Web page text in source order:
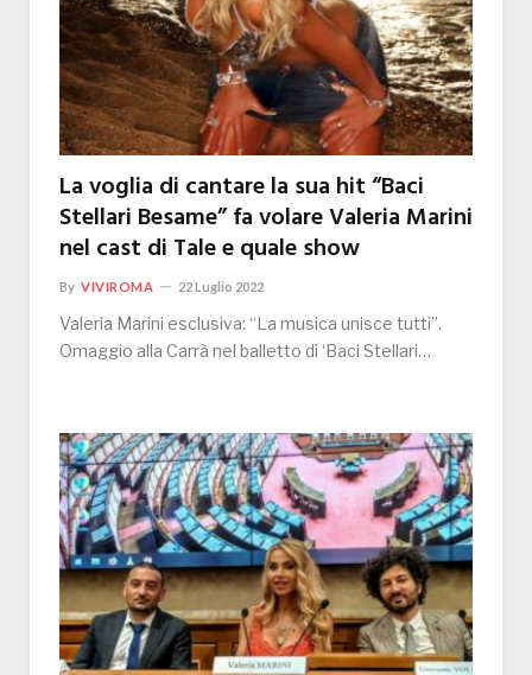
La voglia di cantare la sua hit “Baci
Stellari Besame” fa volare Valeria Marini
nel cast di Tale e quale show
By VIVIROMA 22 Luglio 2022
Valeria Marini esclusiva: “La musica unisce tutti”.
Omaggio alla Carrà nel balletto di ‘Baci Stellari…